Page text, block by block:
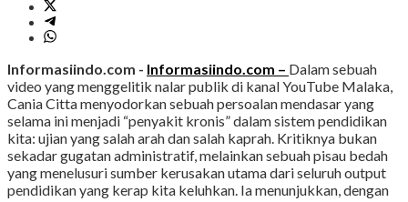
Informasiindo.com - Informasiindo.com – Dalam sebuah
video yang menggelitik nalar publik di kanal YouTube Malaka,
Cania Citta menyodorkan sebuah persoalan mendasar yang
selama ini menjadi “penyakit kronis” dalam sistem pendidikan
kita: ujian yang salah arah dan salah kaprah. Kritiknya bukan
sekadar gugatan administratif, melainkan sebuah pisau bedah
yang menelusuri sumber kerusakan utama dari seluruh output
pendidikan yang kerap kita keluhkan. Ia menunjukkan, dengan